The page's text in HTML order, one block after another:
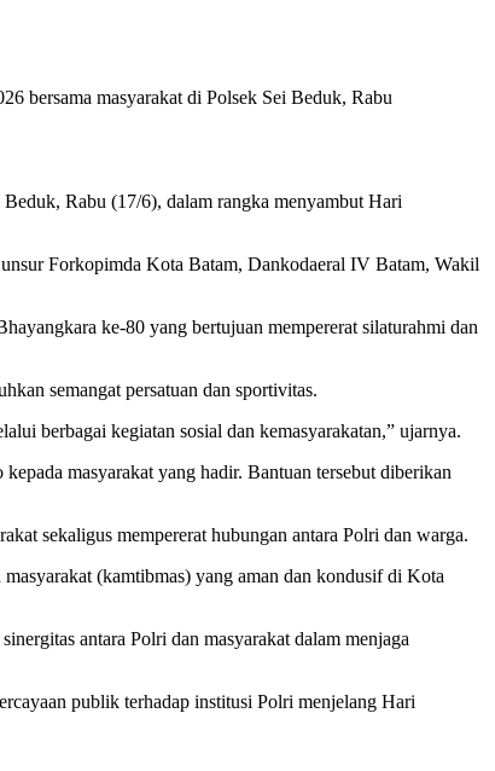
bersama masyarakat di Polsek Sei Beduk, Rabu
Rabu (17/6), dalam rangka menyambut Hari
Forkopimda Kota Batam, Dankodaeral IV Batam, Wakil
ke-80 yang bertujuan mempererat silaturahmi dan
semangat persatuan dan sportivitas.
berbagai kegiatan sosial dan kemasyarakatan,” ujarnya.
masyarakat yang hadir. Bantuan tersebut diberikan
sekaligus mempererat hubungan antara Polri dan warga.
(kamtibmas) yang aman dan kondusif di Kota
antara Polri dan masyarakat dalam menjaga
publik terhadap institusi Polri menjelang Hari